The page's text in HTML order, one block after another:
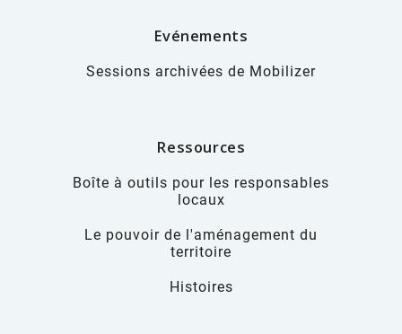
Evénements
Sessions archivées de Mobilizer
Ressources
Boîte à outils pour les responsables
locaux
Le pouvoir de l'aménagement du
territoire
Histoires